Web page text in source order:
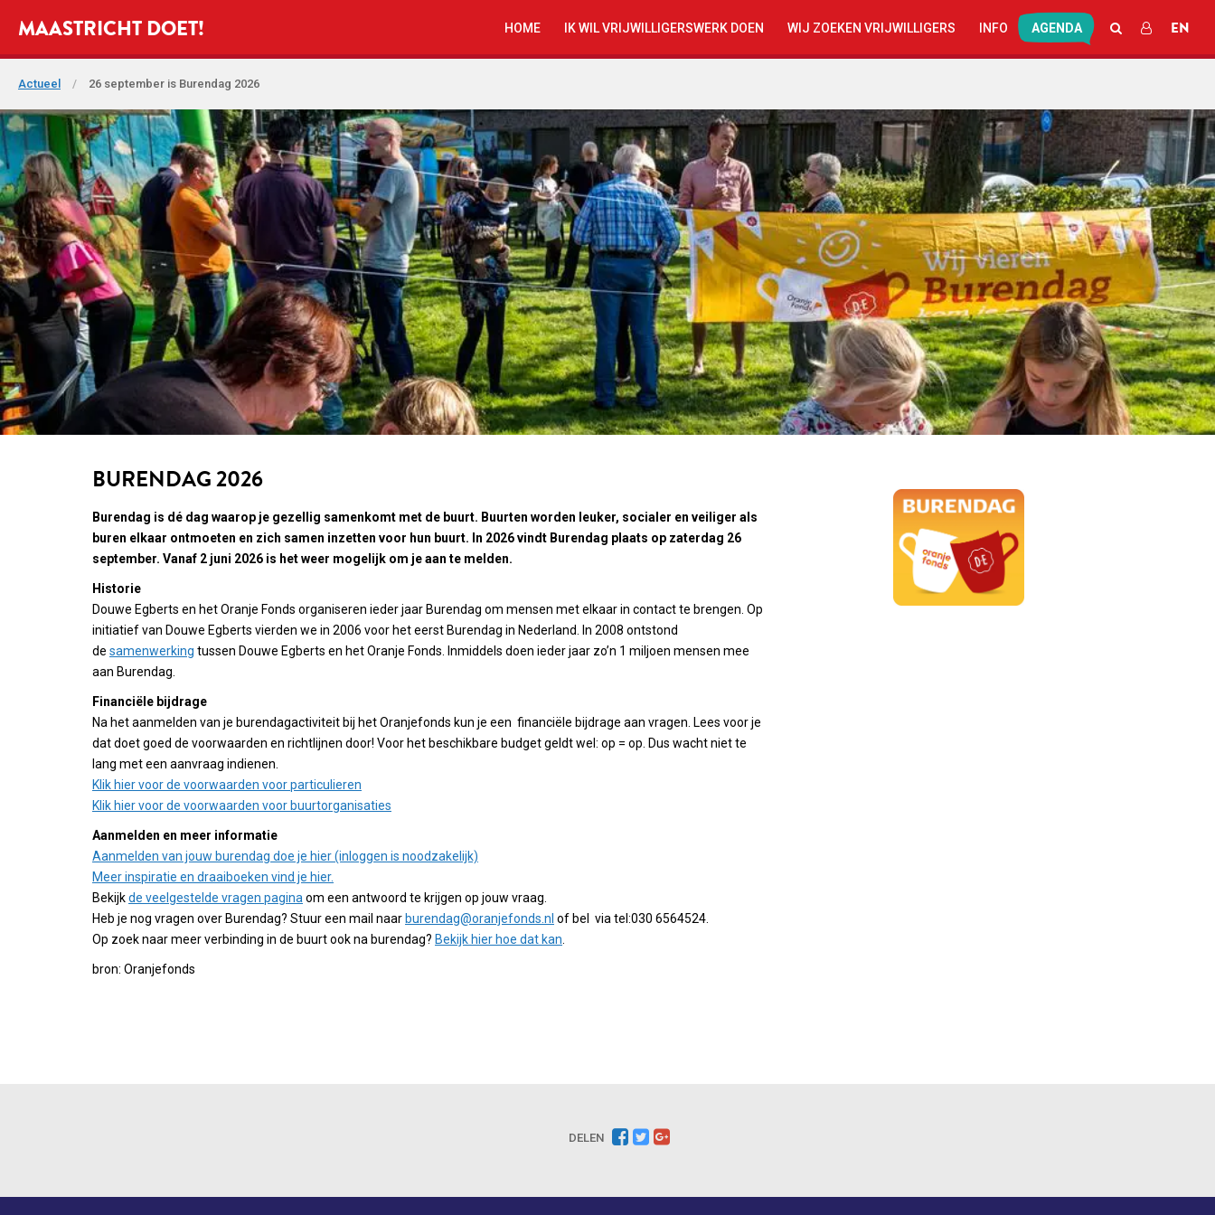
MAASTRICHT DOET! ZOEKENINLOGGEN
EN
HOME IK WIL VRIJWILLIGERSWERK DOEN WIJ ZOEKEN VRIJWILLIGERS INFO AGENDA
Actueel / 26 september is Burendag 2026
BURENDAG 2026
Burendag is dé dag waarop je gezellig samenkomt met de buurt. Buurten worden leuker, socialer en veiliger als
buren elkaar ontmoeten en zich samen inzetten voor hun buurt. In 2026 vindt Burendag plaats op zaterdag 26
september. Vanaf 2 juni 2026 is het weer mogelijk om je aan te melden.
Historie
Douwe Egberts en het Oranje Fonds organiseren ieder jaar Burendag om mensen met elkaar in contact te brengen. Op
initiatief van Douwe Egberts vierden we in 2006 voor het eerst Burendag in Nederland. In 2008 ontstond
de samenwerking tussen Douwe Egberts en het Oranje Fonds. Inmiddels doen ieder jaar zo’n 1 miljoen mensen mee
aan Burendag.
Financiële bijdrage
Na het aanmelden van je burendagactiviteit bij het Oranjefonds kun je een financiële bijdrage aan vragen. Lees voor je
dat doet goed de voorwaarden en richtlijnen door! Voor het beschikbare budget geldt wel: op = op. Dus wacht niet te
lang met een aanvraag indienen.
Klik hier voor de voorwaarden voor particulieren
Klik hier voor de voorwaarden voor buurtorganisaties
Aanmelden en meer informatie
Aanmelden van jouw burendag doe je hier (inloggen is noodzakelijk)
Meer inspiratie en draaiboeken vind je hier.
Bekijkde veelgestelde vragen pagina om een antwoord te krijgen op jouw vraag.
Heb je nog vragen over Burendag? Stuur een mail naar burendag@oranjefonds.nl of bel via tel:030 6564524.
Op zoek naar meer verbinding in de buurt ook na burendag? Bekijk hier hoe dat kan
bron: Oranjefonds
DELEN